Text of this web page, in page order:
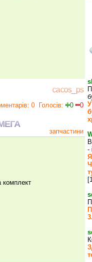
cacos_ps
0 Голосів: 0 0
запчастини
комплект
-